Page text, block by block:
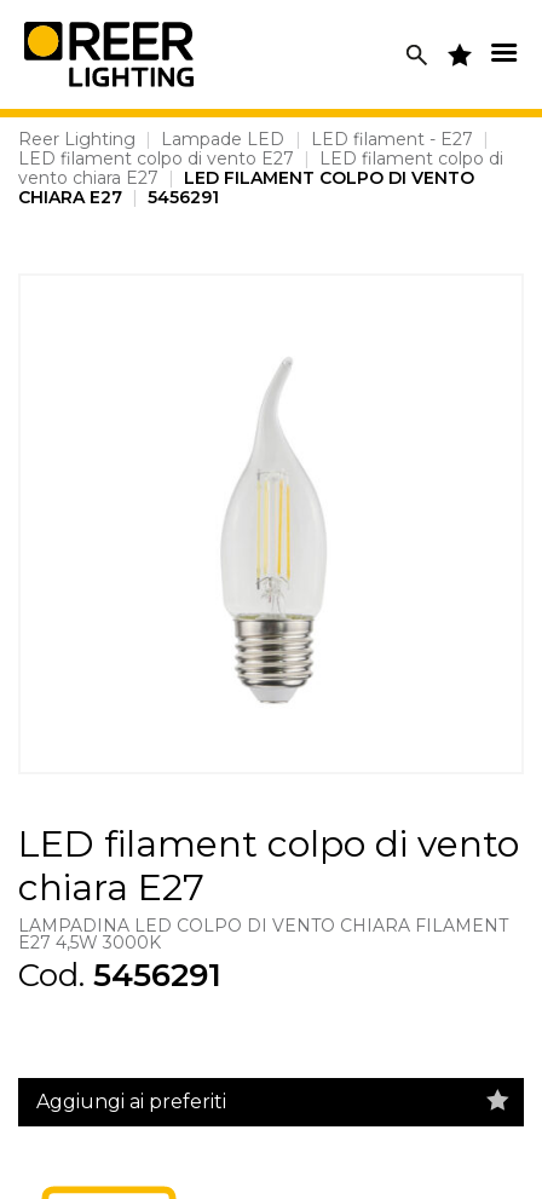
content
Reer Lighting | Lampade LED | LED filament - E27
|
LED filament colpo di vento E27
|
LED filament colpo di
vento chiara E27
|
LED FILAMENT COLPO DI VENTO
CHIARA E27 | 5456291
LED filament colpo di vento
chiara E27
LAMPADINA LED COLPO DI VENTO CHIARA FILAMENT
E27 4,5W 3000K
Cod. 5456291
Aggiungi ai preferiti